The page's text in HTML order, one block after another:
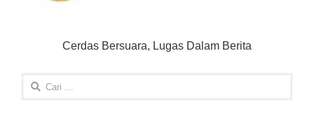
Cerdas Bersuara, Lugas Dalam Berita
Cari